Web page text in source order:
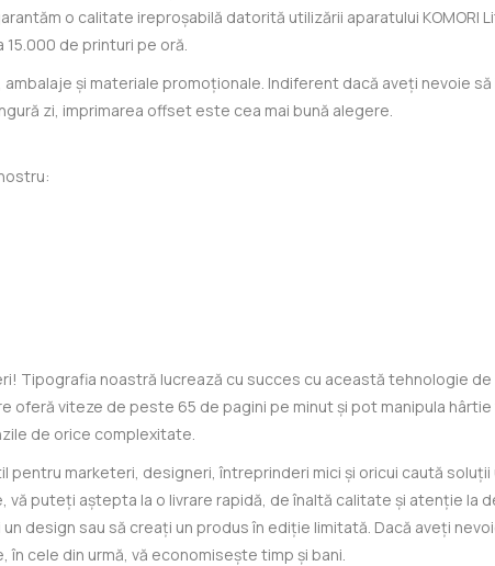
o calitate ireproșabilă datorită utilizării aparatului KOMORI
15.000 de printuri pe oră.
și materiale promoționale. Indiferent dacă aveți nevoie
zi, imprimarea offset este cea mai bună alegere.
Tipografia noastră lucrează cu succes cu această tehnologie de
oferă viteze de peste 65 de pagini pe minut și pot manipula
de orice complexitate.
marketeri, designeri, întreprinderi mici și oricui caută
puteți aștepta la o livrare rapidă, de înaltă calitate și atenție la
sau să creați un produs în ediție limitată. Dacă aveți
cele din urmă, vă economisește timp și bani.